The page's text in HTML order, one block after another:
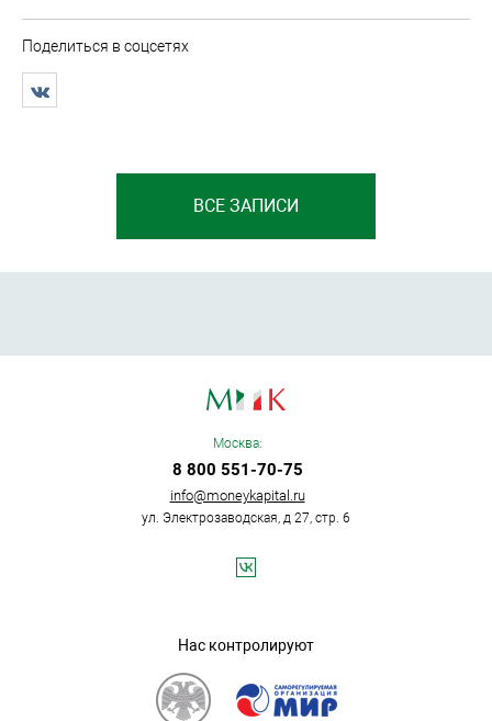
Поделиться в соцсетях
ВСЕ ЗАПИСИ
Москва:
8 800 551-70-75
info@moneykapital.ru
ул. Электрозаводская, д 27, стр. 6
Нас контролируют